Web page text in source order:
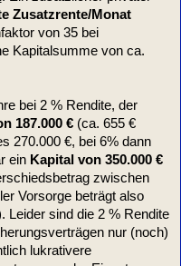
Zusatzrente/Monat
von 35 bei
Kapitalsumme von ca.
bei 2 % Rendite, der
187.000 €(ca. 655 €
270.000 €, bei 6% dann
ein Kapital von 350.000 €
zwischen
Vorsorge beträgt also
Leider sind die 2 % Rendite
nur (noch)
lukrativere